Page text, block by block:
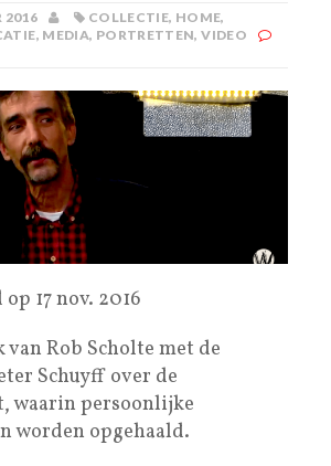
2016 COLLECTIE, HOME,
, MEDIA, PORTRETTEN,VIDEO
17 nov. 2016
Rob Scholte met de
Schuyff over de
waarin persoonlijke
worden opgehaald.